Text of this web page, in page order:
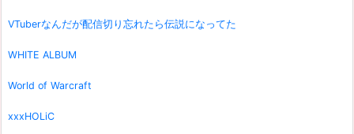
VTuberなんだが配信切り忘れたら伝説になってた
WHITE ALBUM
World of Warcraft
xxxHOLiC